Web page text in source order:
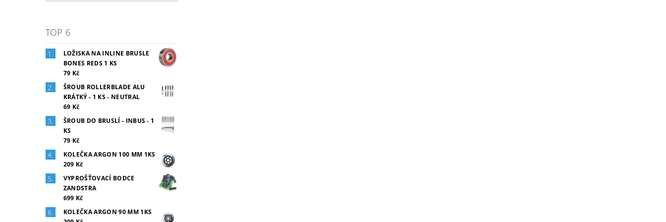
TOP 6
LOŽISKA NA INLINE BRUSLE
BONES REDS 1 KS
79 Kč
ŠROUB ROLLERBLADE ALU
KRÁTKÝ - 1 KS - NEUTRAL
69 Kč
ŠROUB DO BRUSLÍ - INBUS - 1
KS
79 Kč
KOLEČKA ARGON 100 MM 1KS
209 Kč
VYPROŠŤOVACÍ BODCE
ZANDSTRA
699 Kč
KOLEČKA ARGON 90 MM 1KS